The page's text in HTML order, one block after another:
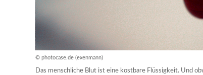
© photocase.de (exenmann)
Das menschliche Blut ist eine kostbare Flüssigkeit. Und